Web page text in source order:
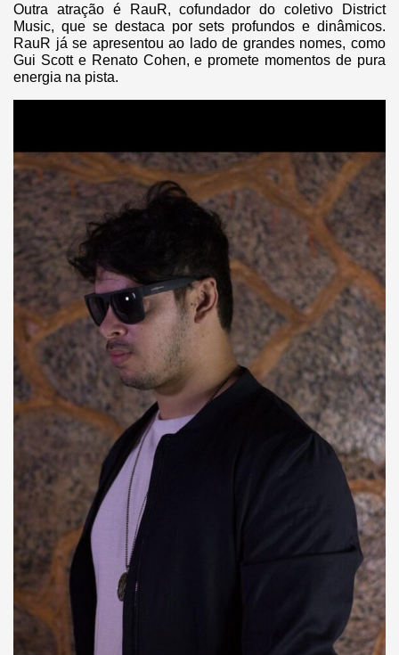
Outra atração é RauR, cofundador do coletivo District
Music, que se destaca por sets profundos e dinâmicos.
RauR já se apresentou ao lado de grandes nomes, como
Gui Scott e Renato Cohen, e promete momentos de pura
energia na pista.